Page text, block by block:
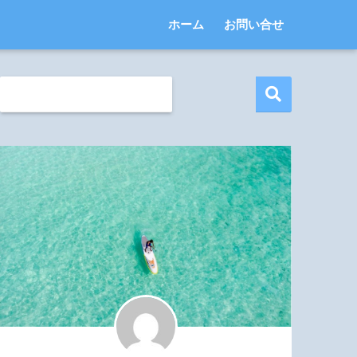
ホーム お問い合せ